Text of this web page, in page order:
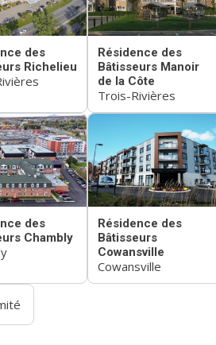
des
Richelieu
Résidence des
Bâtisseurs Manoir
de la Côte
Trois-Rivières
des
Chambly
Résidence des
Bâtisseurs
Cowansville
Cowansville